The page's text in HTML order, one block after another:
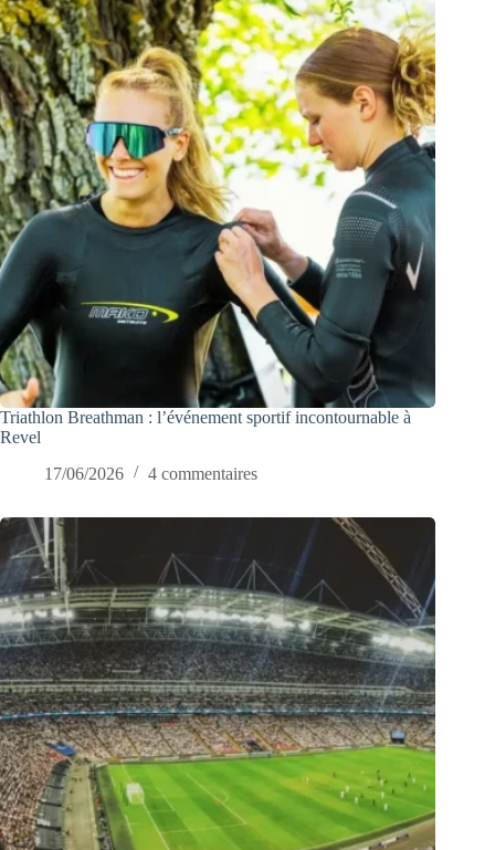
Triathlon Breathman : l’événement sportif incontournable à
Revel
17/06/2026
4 commentaires